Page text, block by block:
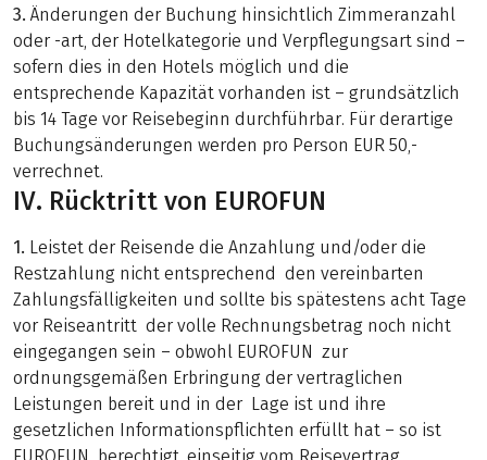
3. Änderungen der Buchung hinsichtlich Zimmeranzahl
oder -art, der Hotelkategorie und Verpflegungsart sind –
sofern dies in den Hotels möglich und die
entsprechende Kapazität vorhanden ist – grundsätzlich
bis 14 Tage vor Reisebeginn durchführbar. Für derartige
Buchungsänderungen werden pro Person EUR 50,-
verrechnet.
IV. Rücktritt von EUROFUN
1. Leistet der Reisende die Anzahlung und/oder die
Restzahlung nicht entsprechend den vereinbarten
Zahlungsfälligkeiten und sollte bis spätestens acht Tage
vor Reiseantritt der volle Rechnungsbetrag noch nicht
eingegangen sein – obwohl EUROFUN zur
ordnungsgemäßen Erbringung der vertraglichen
Leistungen bereit und in der Lage ist und ihre
gesetzlichen Informationspflichten erfüllt hat – so ist